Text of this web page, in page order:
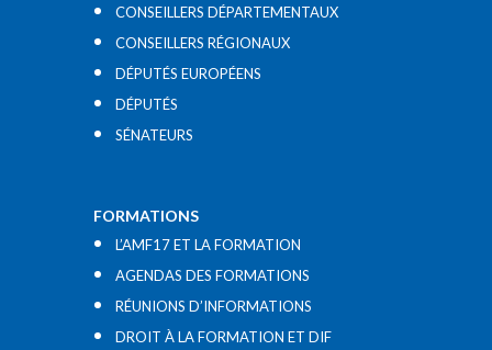
CONSEILLERS DÉPARTEMENTAUX
CONSEILLERS RÉGIONAUX
DÉPUTÉS EUROPÉENS
DÉPUTÉS
SÉNATEURS
FORMATIONS
L’AMF17 ET LA FORMATION
AGENDAS DES FORMATIONS
RÉUNIONS D’INFORMATIONS
DROIT À LA FORMATION ET DIF